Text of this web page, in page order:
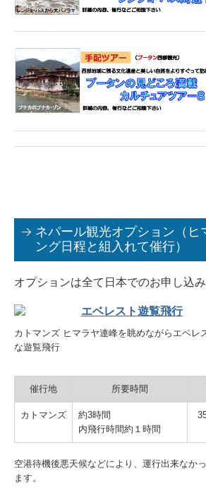
ネパール観光オプション（ヒ
ング日程と組入れて催行）
オプションは全て日本でのお申し込み
エベレスト遊覧飛行
カトマンズ ヒマラヤ連峰を眺めながらエベレ
な遊覧飛行
催行地 所要時間
カトマンズ
約3時間
内飛行時間約１時間
空港待機後悪天候などにより、運行出来なか
ます。